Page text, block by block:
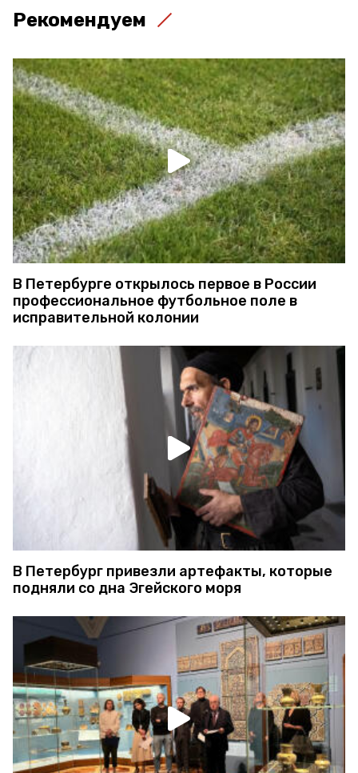
Рекомендуем
В Петербурге открылось первое в России
профессиональное футбольное поле в
исправительной колонии
В Петербург привезли артефакты, которые
подняли со дна Эгейского моря